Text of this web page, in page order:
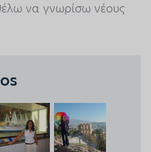
να γνωρίσω νέους